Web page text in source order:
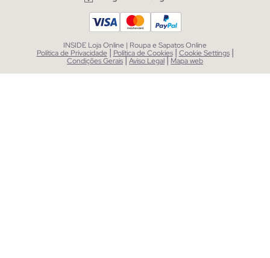
INSIDE Loja Online | Roupa e Sapatos Online
Política de Privacidade | Política de Cookies | Cookie Settings |
Condições Gerais|Aviso Legal| Mapa web